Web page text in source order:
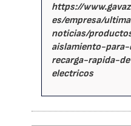
https://
es/empresa/
noticias/
aislamiento-
recarga-rapida-
electricos